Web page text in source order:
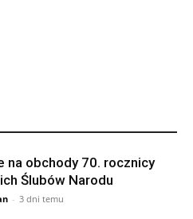
na obchody 70. rocznicy
Ślubów Narodu
- 3 dni temu